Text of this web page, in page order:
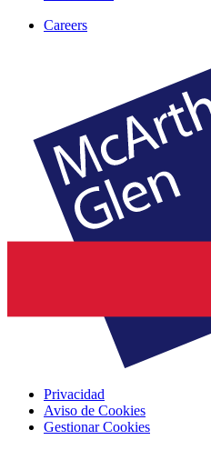
Careers
Privacidad
Aviso de Cookies
Gestionar Cookies